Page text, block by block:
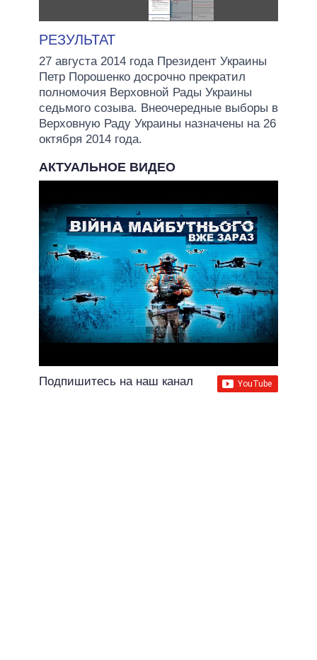
РЕЗУЛЬТАТ
27 августа 2014 года Президент Украины
Петр Порошенко досрочно прекратил
полномочия Верховной Рады Украины
седьмого созыва. Внеочередные выборы в
Верховную Раду Украины назначены на 26
октября 2014 года.
АКТУАЛЬНОЕ ВИДЕО
Подпишитесь на наш канал